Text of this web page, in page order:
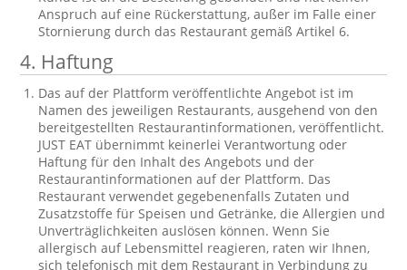
Anspruch auf eine Rückerstattung, außer im Falle einer
Stornierung durch das Restaurant gemäß Artikel 6.
4. Haftung
Das auf der Plattform veröffentlichte Angebot ist im
Namen des jeweiligen Restaurants, ausgehend von den
bereitgestellten Restaurantinformationen, veröffentlicht.
JUST EAT übernimmt keinerlei Verantwortung oder
Haftung für den Inhalt des Angebots und der
Restaurantinformationen auf der Plattform. Das
Restaurant verwendet gegebenenfalls Zutaten und
Zusatzstoffe für Speisen und Getränke, die Allergien und
Unverträglichkeiten auslösen können. Wenn Sie
allergisch auf Lebensmittel reagieren, raten wir Ihnen,
sich telefonisch mit dem Restaurant in Verbindung zu